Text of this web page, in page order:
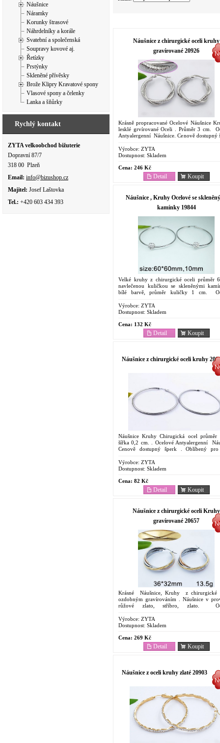
Náušnice
Náramky
Korunky štrasové
Náhrdelníky a korále
Svatební a společenská
Soupravy kovové aj.
Řetízky
Prstýnky
Skleněné přívěsky
Brože Klipry Kravatové spony
Vlasové spony a čelenky
Lanka a šňůrky
Rychlý kontakt
ZYTA velkoobchod bižuterie
Dopravní 87/7
318 00 Plzeň
Email: info@bizushop.cz
Majitel: Josef Laštovka
Tel.: +420 603 434 393
Náušnice z chirurgické oceli kruhy
gravírované 20926
Krásně propracované Ocelové Náušnice
lesklé grvírované Oceli . Průměr 3 cm.
Antyalergenní Náušnice. Cenově dostupný
Výrobce: ZYTA
Dostupnost: Skladem
Cena: 246 Kč
Koupit
Detail
Náušnice , Kruhy Ocelové se
kamínky 19844
Velké kruhy z chirurgické oceli průměr
navlečenou kuličkou se skleněnými
bílé barvě, průměr kuličky 1 cm.
Oblíbený...
Výrobce: ZYTA
Dostupnost: Skladem
Cena: 132 Kč
Koupit
Detail
Náušnice z chirurgické oceli kruhy
Náušnice Kruhy Chirugická ocel průměr
šířka 0,2 cm. . Ocelové Antyalergenní
Cenově dostupný šperk . Oblíbený pro
Výrobce: ZYTA
Dostupnost: Skladem
Cena: 82 Kč
Koupit
Detail
Náušnice z chirurgické oceli Kruhy
gravírované 20657
Krásné Náušnice, Kruhy z chirurgické
ozdobným gravírováním . Náušnice v
růžové zlato, stříbro, zlato.
....
Výrobce: ZYTA
Dostupnost: Skladem
Cena: 269 Kč
Koupit
Detail
Náušnice z oceli kruhy zlaté 20903